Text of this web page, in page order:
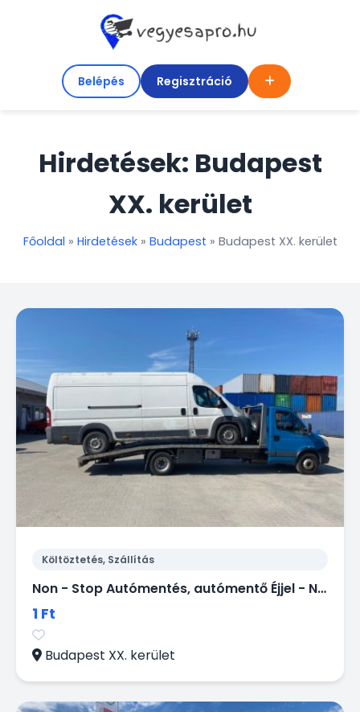
Belépés Regisztráció
Hirdetések: Budapest
XX. kerület
Főoldal » Hirdetések» Budapest » Budapest XX. kerület
Költöztetés, Szállítás
Non - Stop Autómentés, autómentő Éjjel - Nappal.
1 Ft
Budapest XX. kerület